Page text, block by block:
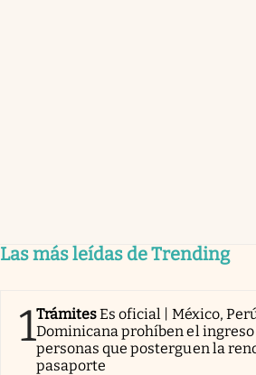
Las más leídas de Trending
1TrámitesEs oficial | México,
Dominicana prohíben el ingreso
personas que posterguen la
pasaporte